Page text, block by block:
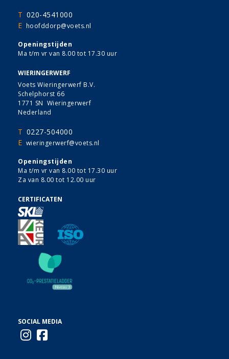
T 020-4541000
E hoofddorp@voets.nl
Openingstijden
Ma t/m vr van 8.00 tot 17.30 uur
WIERINGERWERF
Voets Wieringerwerf B.V.
Schelphorst 66
1771 SN Wieringerwerf
Nederland
T 0227-504000
E wieringerwerf@voets.nl
Openingstijden
Ma t/m vr van 8.00 tot 17.30 uur
Za van 8.00 tot 12.00 uur
CERTIFICATEN
SOCIAL MEDIA